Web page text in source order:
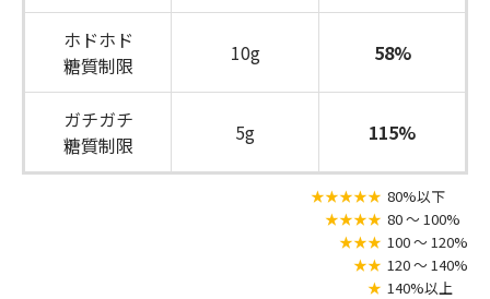
ホドホド
糖質制限
10g 58%
ガチガチ
糖質制限
5g 115%
★★★★★ 80%以下
★★★★ 80 〜 100%
★★★ 100 〜 120%
★★ 120 〜 140%
★ 140%以上